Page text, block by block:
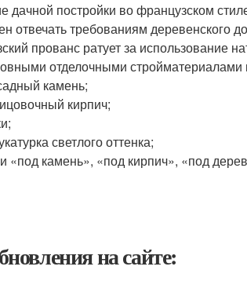
дачной постройки во французском
отвечать требованиям деревенского
прованс ратует за использование
отделочными стройматериалами
камень;
кирпич;
светлого оттенка;
«под камень», «под кирпич», «под
на сайте: